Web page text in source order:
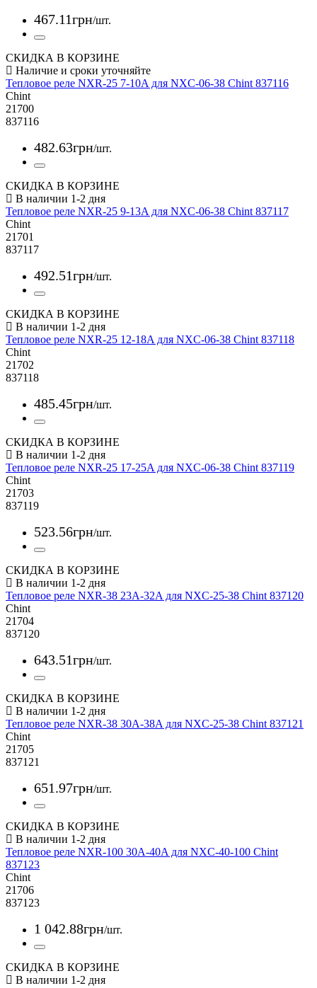
467.11грн/шт.
СКИДКА В КОРЗИНЕ
Тепловое реле NXR-25 7-10A для NXC-06-38 Chint 837116
Chint
21700
837116
482.63грн/шт.
СКИДКА В КОРЗИНЕ
Тепловое реле NXR-25 9-13A для NXC-06-38 Chint 837117
Chint
21701
837117
492.51грн/шт.
СКИДКА В КОРЗИНЕ
Тепловое реле NXR-25 12-18A для NXC-06-38 Chint 837118
Chint
21702
837118
485.45грн/шт.
СКИДКА В КОРЗИНЕ
Тепловое реле NXR-25 17-25A для NXC-06-38 Chint 837119
Chint
21703
837119
523.56грн/шт.
СКИДКА В КОРЗИНЕ
Тепловое реле NXR-38 23A-32A для NXC-25-38 Chint 837120
Chint
21704
837120
643.51грн/шт.
СКИДКА В КОРЗИНЕ
Тепловое реле NXR-38 30A-38A для NXC-25-38 Chint 837121
Chint
21705
837121
651.97грн/шт.
СКИДКА В КОРЗИНЕ
Тепловое реле NXR-100 30A-40A для NXC-40-100 Chint
837123
Chint
21706
837123
1 042.88грн/шт.
СКИДКА В КОРЗИНЕ